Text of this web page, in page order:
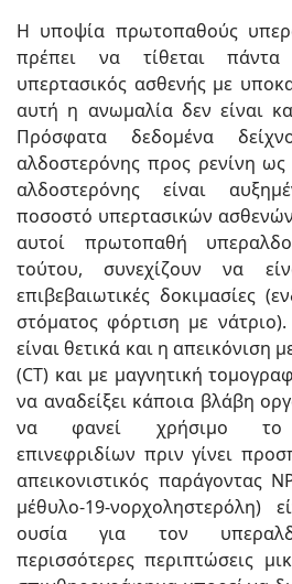
Η υποψία πρωτοπαθούς
πρέπει να τίθεται πάντα
υπερτασικός ασθενής με
αυτή η ανωμαλία δεν είναι
Πρόσφατα δεδομένα
αλδοστερόνης προς ρενίνη ως
αλδοστερόνης είναι
ποσοστό υπερτασικών
αυτοί πρωτοπαθή
τούτου, συνεχίζουν να
επιβεβαιωτικές δοκιμασίες
στόματος φόρτιση με
είναι θετικά και η απεικόνιση
(CT) και με μαγνητική
να αναδείξει κάποια βλάβη
να φανεί χρήσιμο το
επινεφριδίων πριν γίνει
απεικονιστικός παράγοντας
μέθυλο-19-νορχοληστερόλη)
ουσία για τον
περισσότερες περιπτώσεις